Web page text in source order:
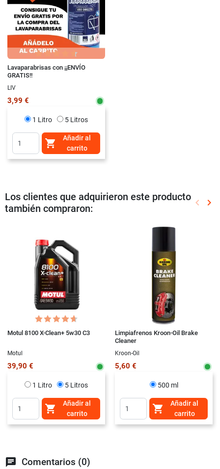
Lavaparabrisas con ¡¡ENVÍO
GRATIS!!
LIV
3,99 €
1 Litro 5 Litros

Añadir al
carrito
Los clientes que adquirieron este producto
también compraron:
keyboard_arrow_left keyboard_arrow_right
Motul 8100 X-Clean+ 5w30 C3
Motul
39,90 €
1 Litro 5 Litros

Añadir al
carrito
Limpiafrenos Kroon-Oil Brake
Cleaner
Kroon-Oil
5,60 €
500 ml

Añadir al
carrito
chat Comentarios (0)